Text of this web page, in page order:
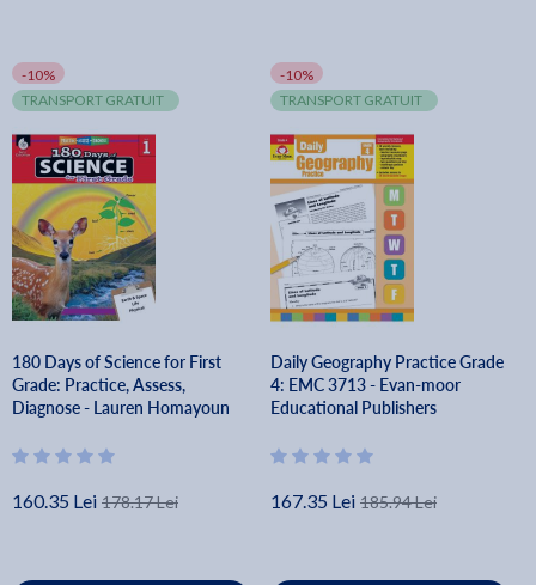
-10%
TRANSPORT GRATUIT
180 Days of Science for First
Grade: Practice, Assess,
Diagnose - Lauren Homayoun
160.35 Lei 178.17 Lei
-10%
TRANSPORT GRATUIT
Daily Geography Practice Grade
4: EMC 3713 - Evan-moor
Educational Publishers
167.35 Lei 185.94 Lei